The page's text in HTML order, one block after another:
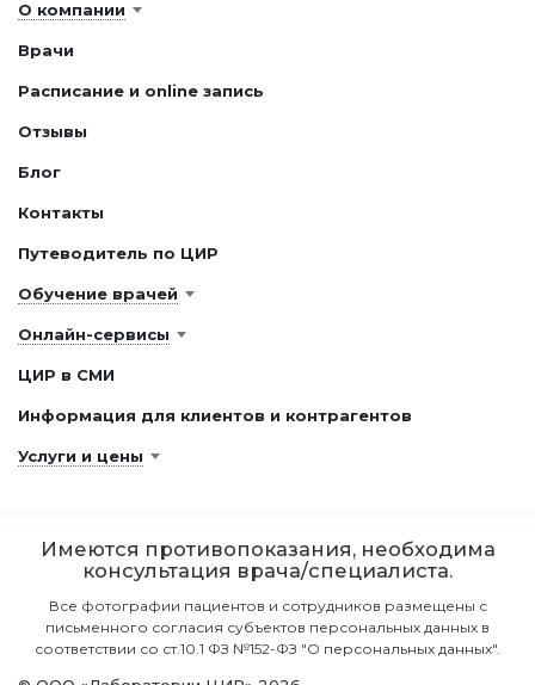
О компании
Врачи
Расписание и online запись
Отзывы
Блог
Контакты
Путеводитель по ЦИР
Обучение врачей
Онлайн-сервисы
ЦИР в СМИ
Информация для клиентов и контрагентов
Услуги и цены
Имеются противопоказания, необходима
консультация врача/специалиста.
Все фотографии пациентов и сотрудников размещены с
письменного согласия субъектов персональных данных в
соответствии со ст.10.1 ФЗ №152-ФЗ "О персональных данных".